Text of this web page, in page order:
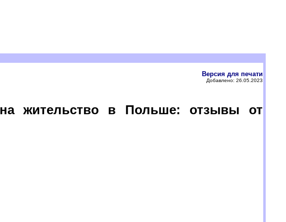
Версия для печати
Добавлено: 26.05.2023
жительство в Польше: отзывы от